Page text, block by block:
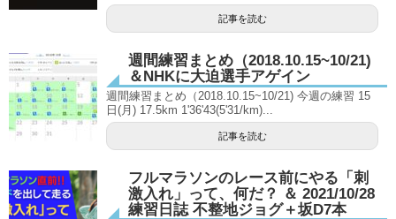
記事を読む
週間練習まとめ（2018.10.15~10/21)
＆NHKに大迫選手アゲイン
週間練習まとめ（2018.10.15~10/21) 今週の練習 15
日(月) 17.5km 1'36'43(5'31/km)...
記事を読む
フルマラソンのレース前にやる「刺
激入れ」って、何だ？ ＆ 2021/10/28
練習日誌 不整地ジョグ＋坂D7本